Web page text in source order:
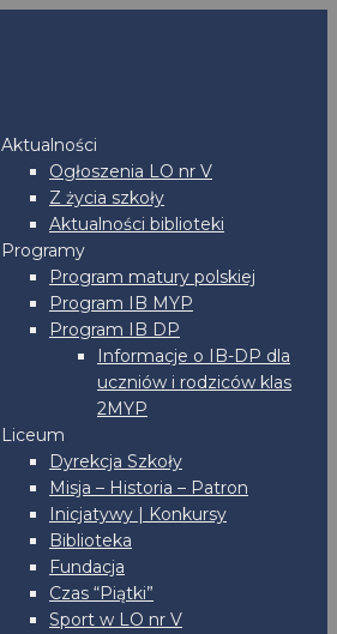
Aktualności
Ogłoszenia LO nr V
Z życia szkoły
Aktualności biblioteki
Programy
Program matury polskiej
Program IB MYP
Program IB DP
Informacje o IB-DP dla
uczniów i rodziców klas
2MYP
Liceum
Dyrekcja Szkoły
Misja – Historia – Patron
Inicjatywy | Konkursy
Biblioteka
Fundacja
Czas “Piątki”
Sport w LO nr V